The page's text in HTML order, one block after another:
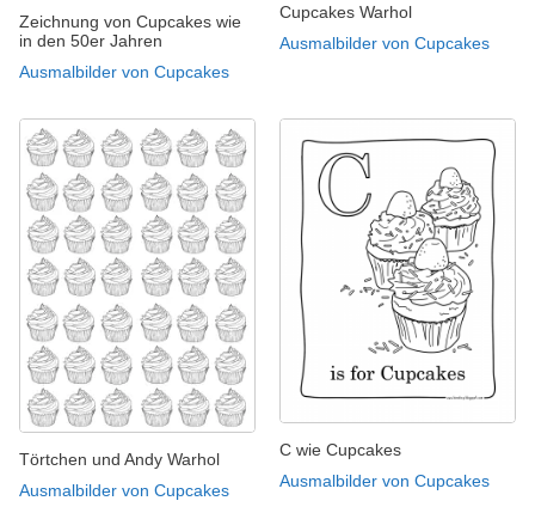
Zeichnung von Cupcakes wie
in den 50er Jahren
Ausmalbilder von Cupcakes
Cupcakes Warhol
Ausmalbilder von Cupcakes
Törtchen und Andy Warhol
Ausmalbilder von Cupcakes
C wie Cupcakes
Ausmalbilder von Cupcakes